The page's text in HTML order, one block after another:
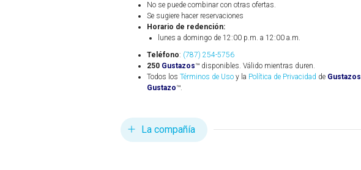
No se puede combinar con otras ofertas.
Se sugiere hacer reservaciones
Horario de redención:
lunes a domingo de 12:00 p.m. a 12:00 a.m.
Teléfono: (787) 254-5756
250 Gustazos™ disponibles. Válido mientras duren.
Todos los Términos de Uso y la Política de Privacidad de Gustazos
Gustazo™.
La compañía